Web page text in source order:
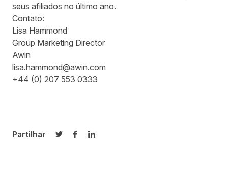
seus afiliados no último ano.
Contato:
Lisa Hammond
Group Marketing Director
Awin
lisa.hammond@awin.com
+44 (0) 207 553 0333
Partilhar
Partilhar no Twitter
Partilhar no Facebook
Partilhar no LinkedIn